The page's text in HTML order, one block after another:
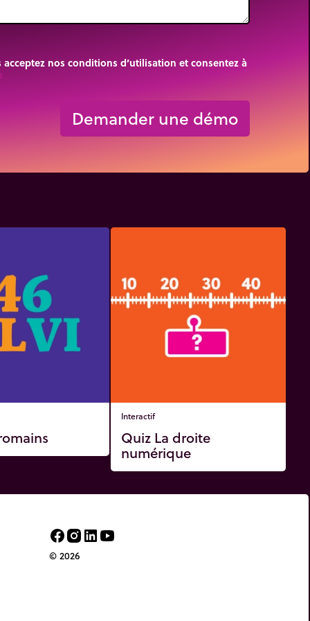
nos conditions d’utilisation et consentez à
Demander une démo
Interactif
Quiz La droite
numérique
© 2026